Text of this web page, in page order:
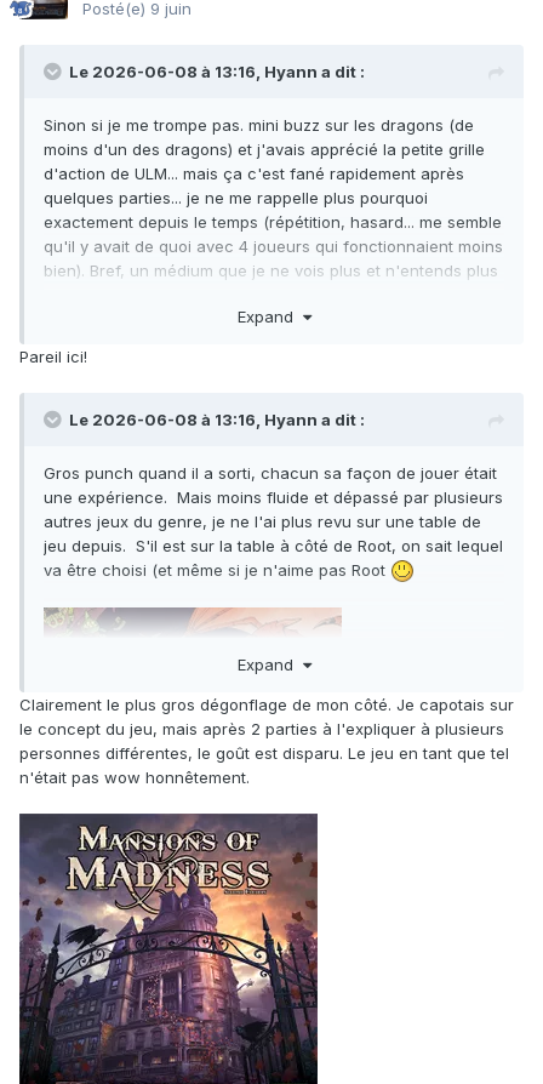
Posté(e) 9 juin
Le 2026-06-08 à 13:16, Hyann a dit :
Sinon si je me trompe pas. mini buzz sur les dragons (de
moins d'un des dragons) et j'avais apprécié la petite grille
d'action de ULM... mais ça c'est fané rapidement après
quelques parties... je ne me rappelle plus pourquoi
exactement depuis le temps (répétition, hasard... me semble
qu'il y avait de quoi avec 4 joueurs qui fonctionnaient moins
bien). Bref, un médium que je ne vois plus et n'entends plus
Expand
Pareil ici!
Le 2026-06-08 à 13:16, Hyann a dit :
Gros punch quand il a sorti, chacun sa façon de jouer était
une expérience. Mais moins fluide et dépassé par plusieurs
autres jeux du genre, je ne l'ai plus revu sur une table de
jeu depuis. S'il est sur la table à côté de Root, on sait lequel
va être choisi (et même si je n'aime pas Root
Expand
Clairement le plus gros dégonflage de mon côté. Je capotais sur
le concept du jeu, mais après 2 parties à l'expliquer à plusieurs
personnes différentes, le goût est disparu. Le jeu en tant que tel
n'était pas wow honnêtement.